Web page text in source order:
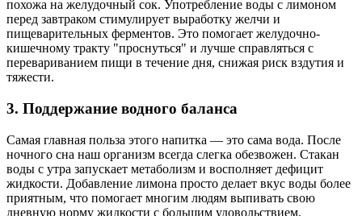
похожа на желудочный сок. Употребление воды с лимоном
перед завтраком стимулирует выработку желчи и
пищеварительных ферментов. Это помогает желудочно-
кишечному тракту "проснуться" и лучше справляться с
перевариванием пищи в течение дня, снижая риск вздутия и
тяжести.
3. Поддержание водного баланса
Самая главная польза этого напитка — это сама вода. После
ночного сна наш организм всегда слегка обезвожен. Стакан
воды с утра запускает метаболизм и восполняет дефицит
жидкости. Добавление лимона просто делает вкус воды более
приятным, что помогает многим людям выпивать свою
дневную норму жидкости с большим удовольствием.